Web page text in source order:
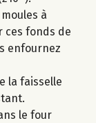
à
ces fonds de
enfournez
la faisselle
le four